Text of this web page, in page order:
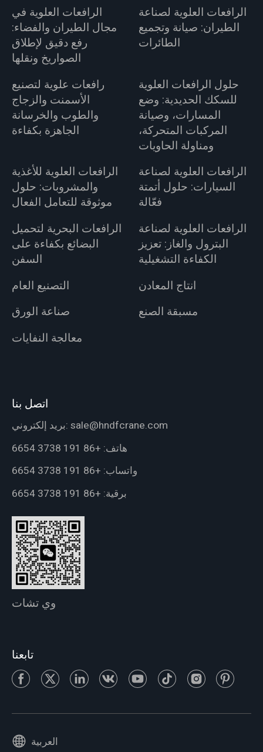
الرافعات العلوية في
مجال الطيران والفضاء:
رفع دقيق لإطلاق
الصواريخ ونقلها
الرافعات العلوية لصناعة
الطيران: صيانة وتجميع
الطائرات
رافعات علوية لتصنيع
الأسمنت والزجاج
والطوب والخرسانة
الجاهزة بكفاءة
حلول الرافعات العلوية
للسكك الحديدية: وضع
المسارات، وصيانة
المركبات المتحركة،
ومناولة الحاويات
الرافعات العلوية للأغذية
والمشروبات: حلول
موثوقة للتعامل الفعال
الرافعات العلوية لصناعة
السيارات: حلول أتمتة
فعّالة
الرافعات البحرية لتحميل
البضائع بكفاءة على
السفن
الرافعات العلوية لصناعة
البترول والغاز: تعزيز
الكفاءة التشغيلية
التصنيع العام
انتاج المعادن
صناعة الورق
مسبقة الصنع
معالجة النفايات
اتصل بنا
بريد إلكتروني: sale@hndfcrane.com
هاتف: +86 191 3738 6654
واتساب: +86 191 3738 6654
برقية: +86 191 3738 6654
وي تشات
تابعنا
العربية